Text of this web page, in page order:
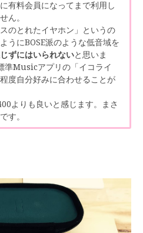
有料会員になってまで利用し
ん。
のとれたイヤホン」というの
うにBOSE派のような低音域を
ずにはいられないと思いま
Musicアプリの「イコライ
度自分好みに合わせることが
よりも良いと感じます。まさ
す。